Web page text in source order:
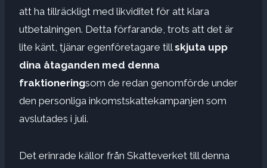
att ha tillräckligt med likviditet för att klara
utbetalningen. Detta förfarande, trots att det är
lite känt, tjänar egenföretagare till skjuta upp
dina åtaganden med denna
fraktioneringsom de redan genomförde under
den personliga inkomstskattekampanjen som
avslutades i juli.
Det erinrade källor från Skatteverket till denna